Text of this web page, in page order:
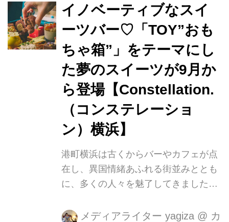
然氷を使用したふわふわかき氷が主
役。暑さ和らぐ上質なティータイムが
楽しめる贅沢なメニューです。
イノベーティブなスイ
ーツバー♡「TOY”おも
ちゃ箱”」をテーマにし
た夢のスイーツが9月か
ら登場【Constellation.
（コンステレーショ
ン）横浜】
港町横浜は古くからバーやカフェが点
在し、異国情緒あふれる街並みととも
に、多くの人々を魅了してきました。
るこの街では、伝統を大切にしながら
メディアライター yagiza @ カ